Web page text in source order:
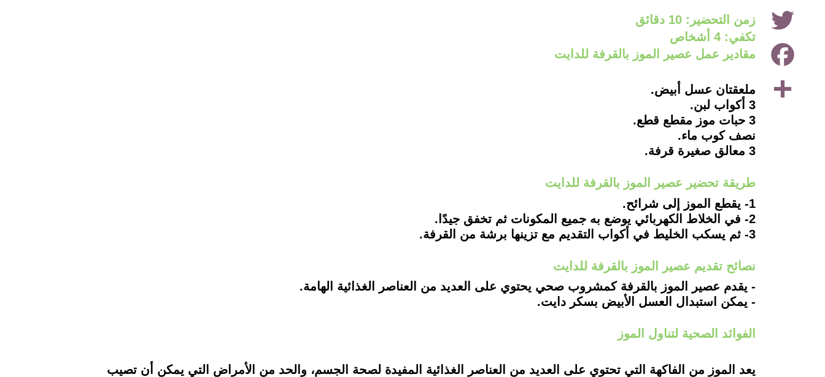
Share
Facebook
Twitter
زمن التحضير: 10 دقائق
تكفي: 4 أشخاص
مقادير عمل عصير الموز بالقرفة للدايت
ملعقتان عسل أبيض.
3 أكواب لبن.
3 حبات موز مقطع قطع.
نصف كوب ماء.
3 معالق صغيرة قرفة.
طريقة تحضير عصير الموز بالقرفة للدايت
1- يقطع الموز إلى شرائح.
2- في الخلاط الكهربائي يوضع به جميع المكونات ثم تخفق جيدًا.
3- ثم يسكب الخليط في أكواب التقديم مع تزينها برشة من القرفة.
نصائح تقديم عصير الموز بالقرفة للدايت
- يقدم عصير الموز بالقرفة كمشروب صحي يحتوي على العديد من العناصر الغذائية الهامة.
- يمكن استبدال العسل الأبيض بسكر دايت.
الفوائد الصحية لتناول الموز
يعد الموز من الفاكهة التي تحتوي على العديد من العناصر الغذائية المفيدة لصحة الجسم، والحد من الأمراض التي يمكن أن تصيب